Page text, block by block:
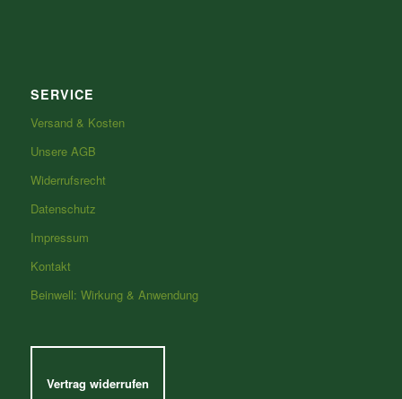
SERVICE
Versand & Kosten
Unsere AGB
Widerrufsrecht
Datenschutz
Impressum
Kontakt
Beinwell: Wirkung & Anwendung
Vertrag widerrufen